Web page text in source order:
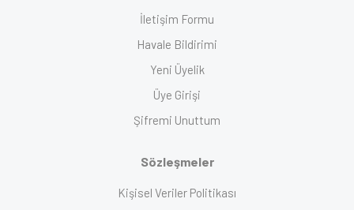
İletişim Formu
Havale Bildirimi
Yeni Üyelik
Üye Girişi
Şifremi Unuttum
Sözleşmeler
Kişisel Veriler Politikası